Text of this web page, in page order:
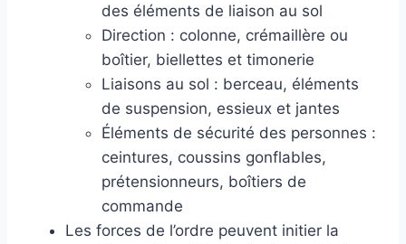
des éléments de liaison au sol
Direction : colonne, crémaillère ou
boîtier, biellettes et timonerie
Liaisons au sol : berceau, éléments
de suspension, essieux et jantes
Éléments de sécurité des personnes :
ceintures, coussins gonflables,
prétensionneurs, boîtiers de
commande
Les forces de l’ordre peuvent initier la